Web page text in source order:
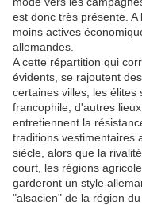
est donc très présente.
moins actives
allemandes.
A cette répartition qui
évidents, se rajoutent
certaines villes, les
francophile, d'autres
entretiennent la
traditions vestimentaires
siècle, alors que la
court, les régions
garderont un style
"alsacien" de la région